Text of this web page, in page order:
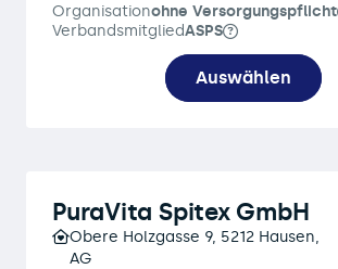
Organisationohne Versorgungspflicht
VerbandsmitgliedASPS
Auswählen
PuraVita Spitex GmbH
Obere Holzgasse 9, 5212 Hausen,
AG